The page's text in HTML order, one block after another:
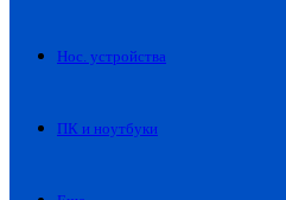
Нос. устройства
ПК и ноутбуки